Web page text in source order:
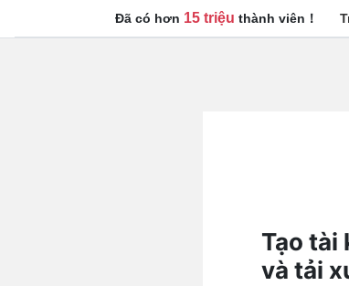
Đã có hơn 15 triệu thành viên！
Tạo tài
và tải